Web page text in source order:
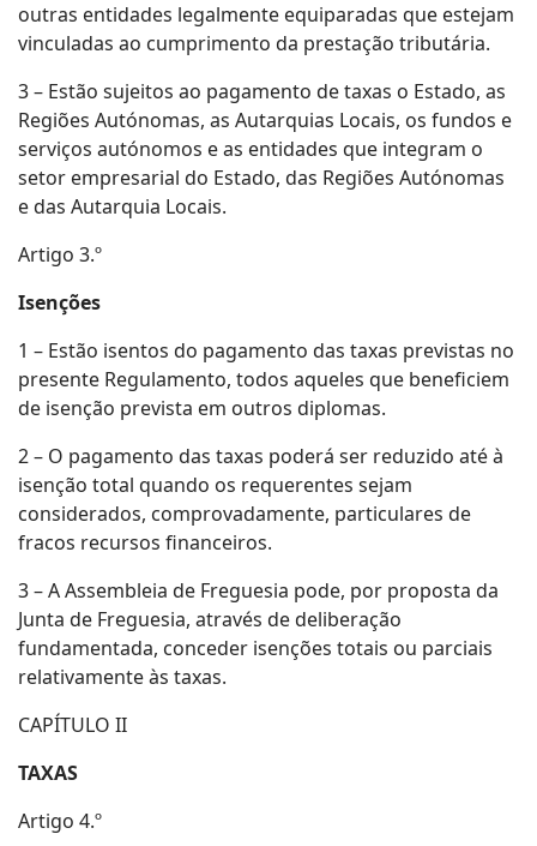
outras entidades legalmente equiparadas que estejam
vinculadas ao cumprimento da prestação tributária.
3 – Estão sujeitos ao pagamento de taxas o Estado, as
Regiões Autónomas, as Autarquias Locais, os fundos e
serviços autónomos e as entidades que integram o
setor empresarial do Estado, das Regiões Autónomas
e das Autarquia Locais.
Artigo 3.º
Isenções
1 – Estão isentos do pagamento das taxas previstas no
presente Regulamento, todos aqueles que beneficiem
de isenção prevista em outros diplomas.
2 – O pagamento das taxas poderá ser reduzido até à
isenção total quando os requerentes sejam
considerados, comprovadamente, particulares de
fracos recursos financeiros.
3 – A Assembleia de Freguesia pode, por proposta da
Junta de Freguesia, através de deliberação
fundamentada, conceder isenções totais ou parciais
relativamente às taxas.
CAPÍTULO II
TAXAS
Artigo 4.º